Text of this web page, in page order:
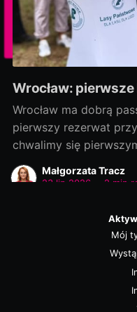
Wrocław:
Wrocław ma dobrą
pierwszy rezerwat
chwalimy się
Rozmowy zaczęliśmy
dowozimy jako pierwsi! Było to możliwe, bo
otwarte na dialog i
Małgorzata Tracz
23 lip 2026 2 min
Mój